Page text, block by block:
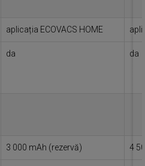
aplicația ECOVACS HOME
da da
3 000 mAh (rezervă) 4